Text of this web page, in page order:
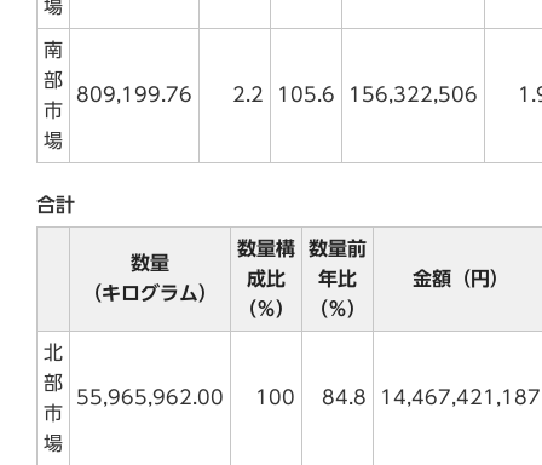
場
南
部
市
場
809,199.76 2.2 105.6 156,322,506
合計
数量
（キログラム）
数量構
成比
（％）
数量前
年比
（％）
金額（円）
北
部
市
場
55,965,962.00 100 84.8 14,467,421,187